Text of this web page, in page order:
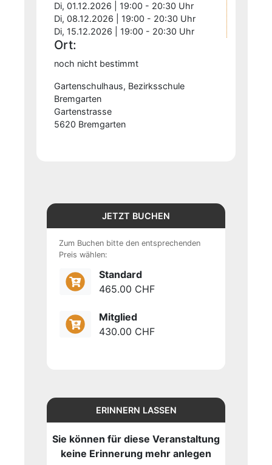
Di, 01.12.2026 | 19:00 - 20:30 Uhr
Di, 08.12.2026 | 19:00 - 20:30 Uhr
Di, 15.12.2026 | 19:00 - 20:30 Uhr
Ort:
noch nicht bestimmt
Gartenschulhaus, Bezirksschule
Bremgarten
Gartenstrasse
5620 Bremgarten
JETZT BUCHEN
Zum Buchen bitte den entsprechenden
Preis wählen:
Standard
465.00 CHF
Mitglied
430.00 CHF
ERINNERN LASSEN
Sie können für diese Veranstaltung
keine Erinnerung mehr anlegen